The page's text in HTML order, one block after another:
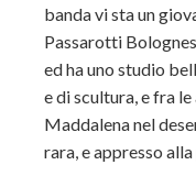
banda vi sta un
Passarotti
ed ha uno studio
e di scultura, e fra
Maddalena nel
rara, e appresso